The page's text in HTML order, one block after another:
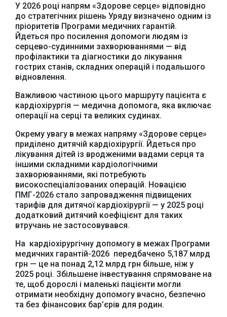
У 2026 році напрям «Здорове серце» відповідно
до стратегічних рішень Уряду визначено одним із
пріоритетів Програми медичних гарантій.
Йдеться про посилення допомоги людям із
серцево-судинними захворюваннями — від
профілактики та діагностики до лікування
гострих станів, складних операцій і подальшого
відновлення.
Важливою частиною цього маршруту пацієнта є
кардіохірургія — медична допомога, яка включає
операції на серці та великих судинах.
Окрему увагу в межах напряму «Здорове серце»
приділено дитячій кардіохірургії. Йдеться про
лікування дітей із вродженими вадами серця та
іншими складними кардіологічними
захворюваннями, які потребують
високоспеціалізованих операцій. Новацією
ПМГ-2026 стало запровадження підвищених
тарифів для дитячої кардіохірургії — у 2025 році
додатковий дитячий коефіцієнт для таких
втручань не застосовувався.
На кардіохірургічну допомогу в межах Програми
медичних гарантій-2026 передбачено 5,187 млрд
грн — це на понад 2,12 млрд грн більше, ніж у
2025 році. Збільшене інвестування спрямоване на
те, щоб дорослі і маленькі пацієнти могли
отримати необхідну допомогу вчасно, безпечно
та без фінансових бар’єрів для родин.